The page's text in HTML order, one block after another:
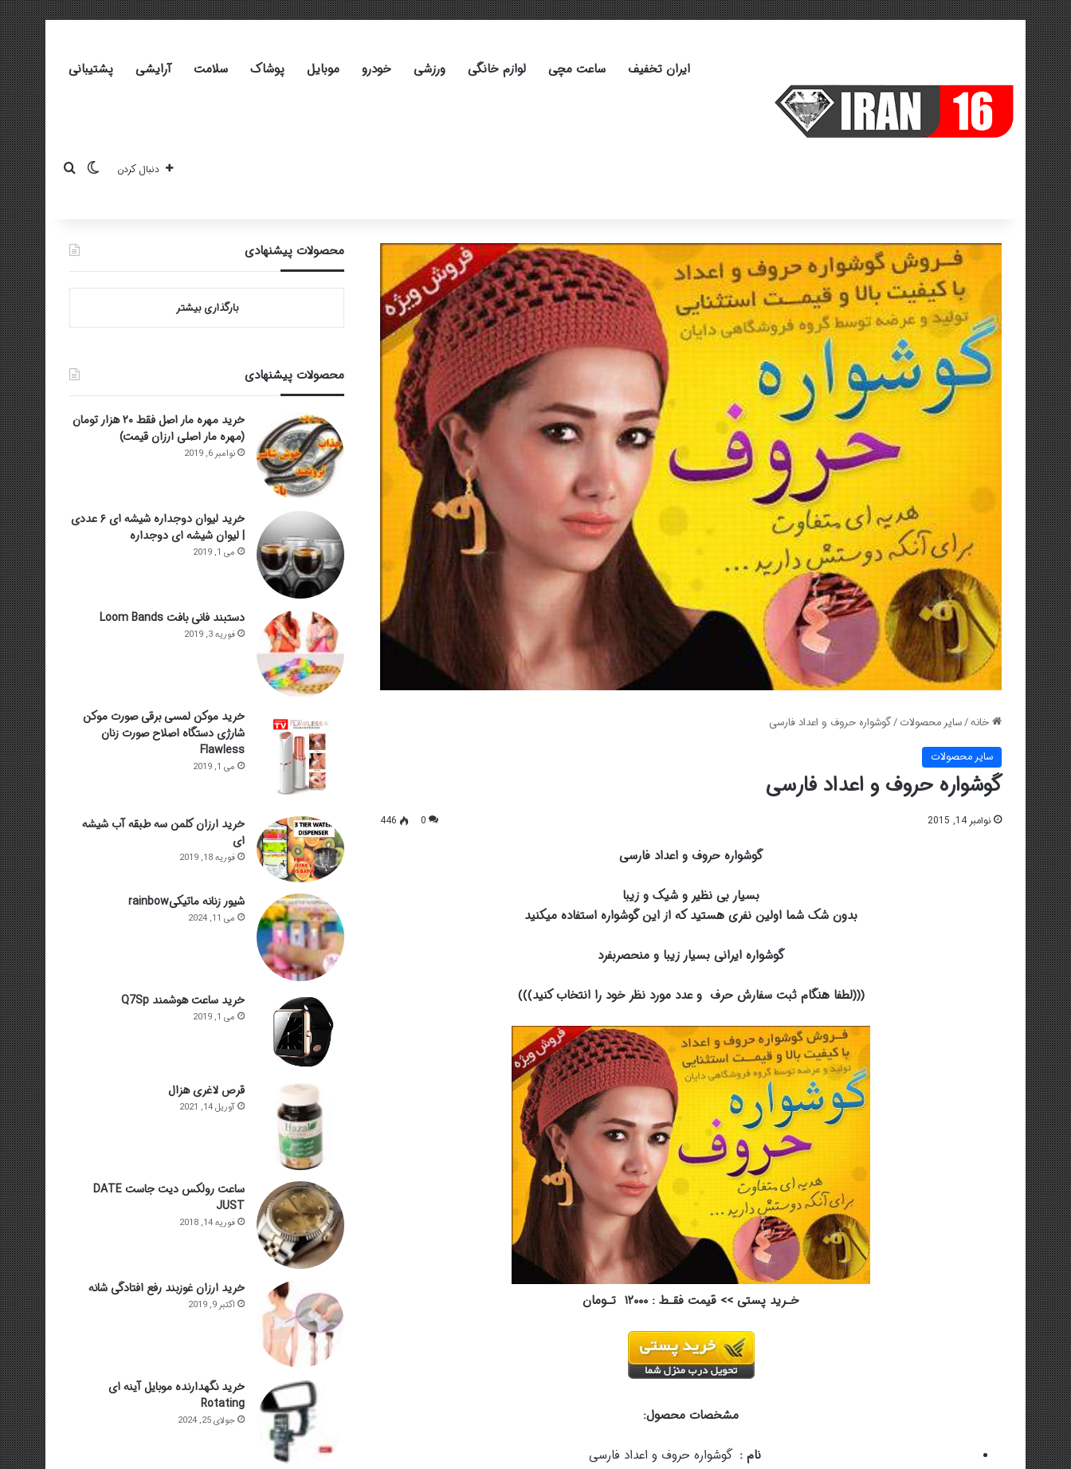
ایران تخفیف ساعت مچی لوازم خانگی ورزشی خودرو موبایل پوشاک سلامت آرایشی پشتیبانی
دنبال کردن تغییر پوسته
جستجو برای
خانه/سایر محصولات/گوشواره حروف و اعداد فارسی
سایر محصولات
گوشواره حروف و اعداد فارسی
نوامبر 14, 2015 0
446
گوشواره حروف و اعداد فارسی
بسیار بی نظیر و شیک و زیبا
بدون شک شما اولین نفری هستید که از این گوشواره استفاده میکنید
گوشواره ایرانی بسیار زیبا و منحصربفرد
(((لطفا هنگام ثبت سفارش حرف و عدد مورد نظر خود را انتخاب کنید)))
خـرید پستی >> قیمت فقـط : ۱۲۰۰۰ تـومان
مشخصات محصول:
نام : گوشواره حروف و اعداد فارسی
محصولات پیشنهادی
بارگذاری بیشتر
محصولات پیشنهادی
خرید مهره مار اصل فقط ۲۰ هزار تومان
(مهره مار اصلی ارزان قیمت)
نوامبر 6, 2019
خرید لیوان دوجداره شیشه ای ۶ عددی
| لیوان شیشه ای دوجداره
می 1, 2019
دستبند فانی بافت Loom Bands
فوریه 3, 2019
خرید موکن لمسی برقی صورت موکن
شارژی دستگاه اصلاح صورت زنان
Flawless
می 1, 2019
خرید ارزان کلمن سه طبقه آب شیشه
ای
فوریه 18, 2019
شیور زنانه ماتیکیrainbow
می 11, 2024
خرید ساعت هوشمند Q7Sp
می 1, 2019
قرص لاغری هزال
آوریل 14, 2021
ساعت رولکس دیت جاست DATE
JUST
فوریه 14, 2018
خرید ارزان غوزبند رفع افتادگی شانه
اکتبر 9, 2019
خرید نگهدارنده موبایل آینه ای
Rotating
جولای 25, 2024